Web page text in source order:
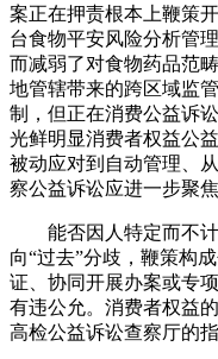
案正在押责根本上鞭策
台食物平安风险分析管
而减弱了对食物药品范
地管辖带来的跨区域监
制，但正在消费公益诉
光鲜明显消费者权益公
被动应对到自动管理、
察公益诉讼应进一步聚
能否因人特定而不计
向“过去”分歧，鞭策构
证、协同开展办案或专
有违公允。消费者权益
高检公益诉讼查察厅的